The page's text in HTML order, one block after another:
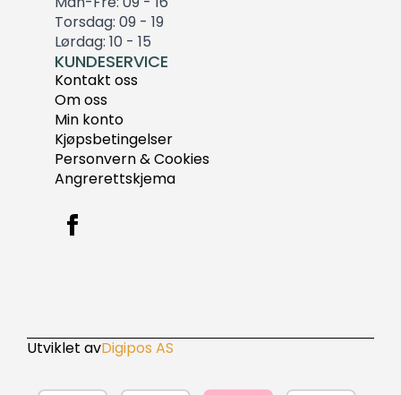
Torsdag: 09 - 19
Lørdag: 10 - 15
KUNDESERVICE
Kontakt oss
Om oss
Min konto
Kjøpsbetingelser
Personvern & Cookies
Angrerettskjema
Utviklet avDigipos AS